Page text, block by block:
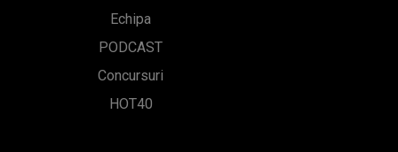
Echipa
PODCAST
Concursuri
HOT40